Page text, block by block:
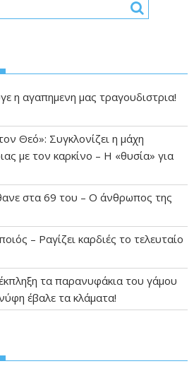
η αγαπημενη μας τραγουδιστρια!
Θεό»: Συγκλονίζει η μάχη
με τον καρκίνο – Η «θυσία» για
στα 69 του – Ο άνθρωπος της
– Ραγίζει καρδιές το τελευταίο
τα παρανυφάκια του γάμου
έβαλε τα κλάματα!